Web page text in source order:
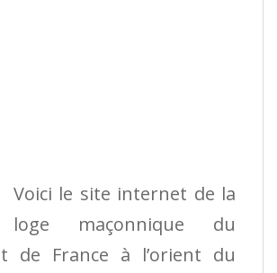
Voici le site internet de la
loge maçonnique du
de France à l’orient du